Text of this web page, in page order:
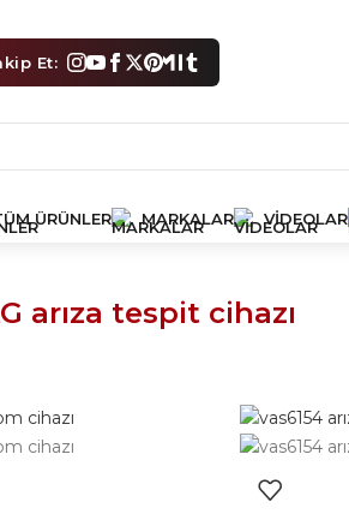
Et:
ÜRÜNLER MARKALAR VIDEOLAR
7 sonucun tümü gösteriliyor
arıza tespit cihazı